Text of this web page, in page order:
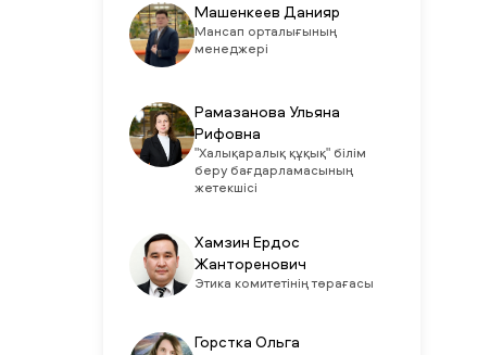
Машенкеев Данияр
Мансап орталығының
менеджері
Рамазанова Ульяна
Рифовна
"Халықаралық құқық" білім
беру бағдарламасының
жетекшісі
Хамзин Ердос
Жанторенович
Этика комитетінің төрағасы
Горстка Ольга